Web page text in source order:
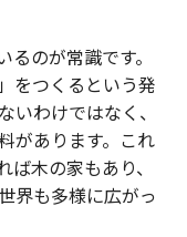
のが常識です。
をつくるという発
わけではなく、
があります。これ
木の家もあり、
界も多様に広がっ